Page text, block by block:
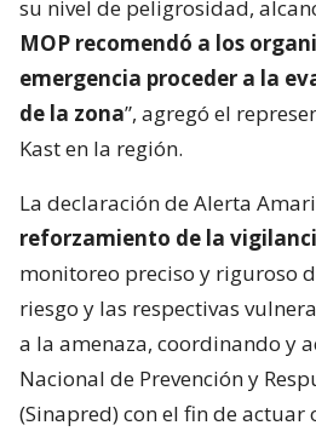
su nivel de peligrosidad,
MOP recomendó a los
emergencia proceder a la
de la zona”, agregó el
Kast en la región.
La declaración de Alerta
reforzamiento de la
monitoreo preciso y riguroso
riesgo y las respectivas
a la amenaza, coordinando y
Nacional de Prevención y
(Sinapred) con el fin de